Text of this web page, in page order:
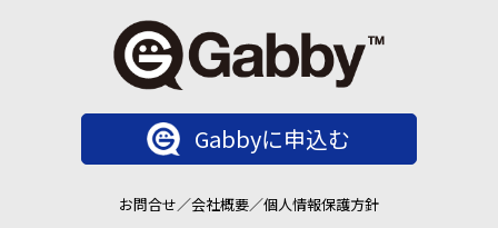
Gabbyに申込む
お問合せ／会社概要／個人情報保護方針